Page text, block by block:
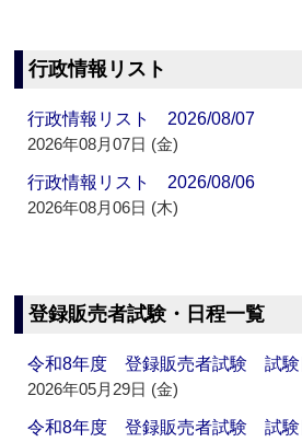
行政情報リスト
行政情報リスト 2026/08/07
2026年08月07日 (金)
行政情報リスト 2026/08/06
2026年08月06日 (木)
登録販売者試験・日程一覧
令和8年度 登録販売者試験 試験
2026年05月29日 (金)
令和8年度 登録販売者試験 試験